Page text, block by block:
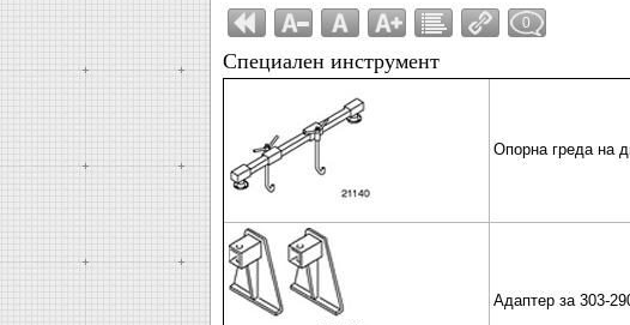
0
Специален инструмент
Опорна греда на
Адаптер за 303-